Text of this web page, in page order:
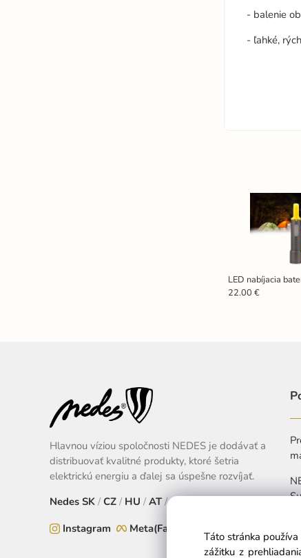
- balenie
- ľahké,
LED nabíjacia
22.00 €
Hlavnou víziou spoločnosti NEDES je dodávať a
distribuovať kvalitné produkty, ktoré šetria
elektrickú energiu a ďalej sa úspešne rozvíjať.
Nedes SK / CZ / HU / AT /EU
Instagram
Meta(Facebook)
Táto stránka
zážitku z